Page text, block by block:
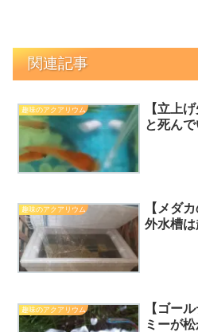
関連記事
趣味のアクアリウム
【立上
と死ん
趣味のアクアリウム
【メダ
外水槽は
趣味のアクアリウム
【ゴー
ミーが